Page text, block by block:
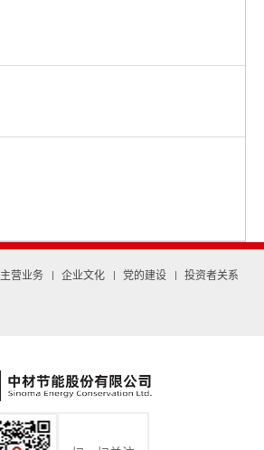
主营业务 企业文化 党的建设
投资者关系